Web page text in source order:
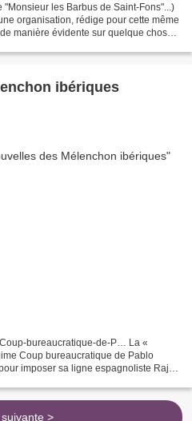
"Monsieur les Barbus de Saint-Fons"...)
organisation, rédige pour cette même
manière évidente sur quelque chose
ibériques
bureaucratique-de-P… La «
Coup bureaucratique de Pablo
imposer sa ligne espagnoliste Rajoy
>